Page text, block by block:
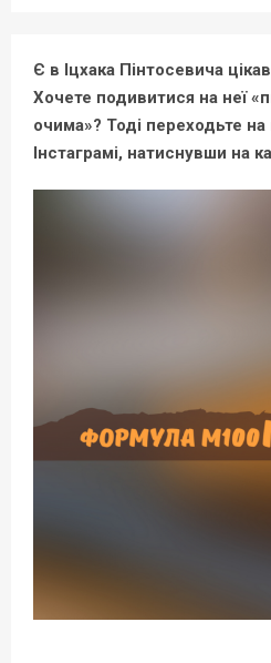
Є в Іцхака Пінтосевича
Хочете подивитися на неї
очима»? Тоді переходьте
Інстаграмі, натиснувши на